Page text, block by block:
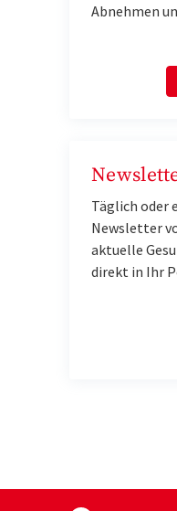
Abnehmen
Täglich oder
Newsletter
aktuelle
direkt in Ihr